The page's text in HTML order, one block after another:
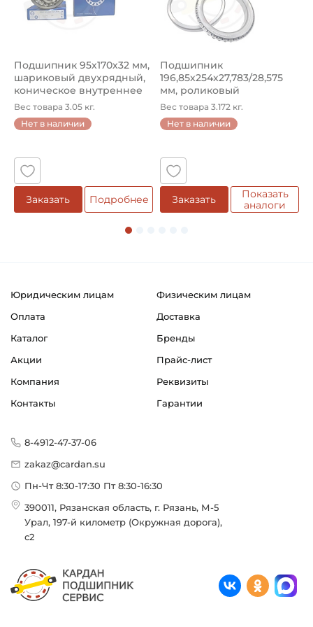
Подшипник 95х170х32 мм,
шариковый двухрядный,
коническое внутреннее
кол...
Вес товара 3.05 кг.
Нет в наличии
Заказать Подробнее
Подшипник
196,85х254х27,783/28,575
мм, роликовый
однорядный конический
...
Вес товара 3.172 кг.
Нет в наличии
Заказать
Показать
аналоги
Юридическим лицам
Физическим лицам
Оплата
Доставка
Каталог
Бренды
Акции
Прайс-лист
Компания
Реквизиты
Контакты
Гарантии
8-4912-47-37-06
zakaz@cardan.su
Пн-Чт 8:30-17:30 Пт 8:30-16:30
390011, Рязанская область, г. Рязань, М-5
Урал, 197-й километр (Окружная дорога),
с2